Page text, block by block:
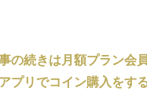
の続きは月額プラン会
プリでコイン購入をす